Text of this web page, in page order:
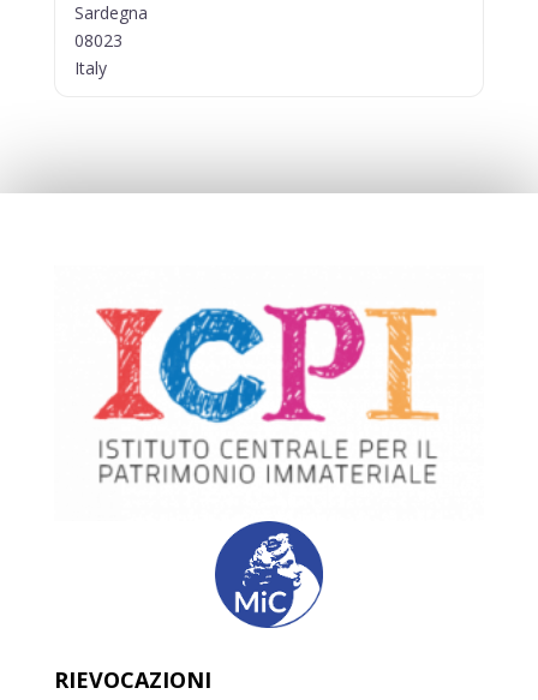
Sardegna
08023
Italy
RIEVOCAZIONI